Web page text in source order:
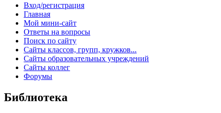
Вход/регистрация
Главная
Мой мини-сайт
Ответы на вопросы
Поиск по сайту
Сайты классов, групп, кружков...
Сайты образовательных учреждений
Сайты коллег
Форумы
Библиотека